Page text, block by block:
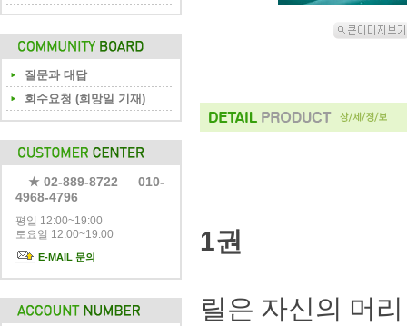
질문과 대답
회수요청 (희망일 기재)
★ 02-889-8722 010-
4968-4796
평일 12:00~19:00
토요일 12:00~19:00
E-MAIL 문의
1권
릴은 자신의 머